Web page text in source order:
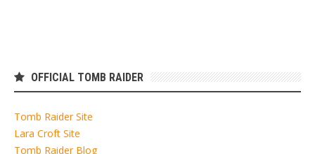
OFFICIAL TOMB RAIDER
Tomb Raider Site
Lara Croft Site
Tomb Raider Blog